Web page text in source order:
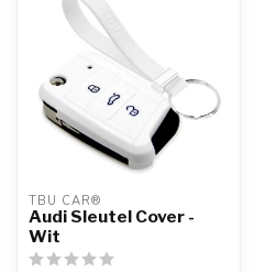
TBU CAR®
Audi Sleutel Cover -
Wit